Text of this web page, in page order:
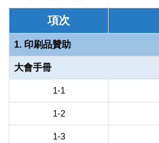
項次
1. 印刷品贊助
大會手冊
1-1
1-2
1-3